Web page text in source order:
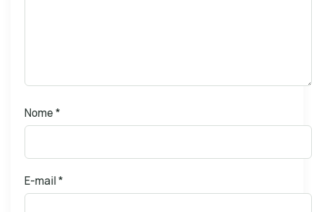
Nome*
E-mail*